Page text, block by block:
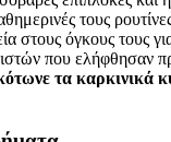
τους
στους όγκους τους
που ελήφθησαν
τα καρκινικά